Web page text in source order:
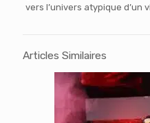
vers l’univers atypique d’un
Articles Similaires